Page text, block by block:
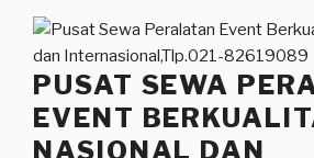
Lompat
konten
PUSAT SEWA
EVENT
NASIONAL DAN